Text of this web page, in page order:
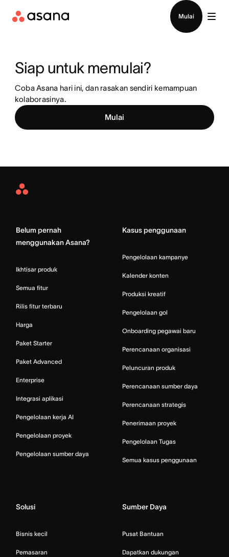
Mulai
Siap untuk memulai?
Coba Asana hari ini, dan rasakan sendiri kemampuan
kolaborasinya.
Mulai
Asana
Belum pernah
menggunakan Asana?
Ikhtisar produk
Semua fitur
Rilis fitur terbaru
Harga
Paket Starter
Paket Advanced
Enterprise
Integrasi aplikasi
Pengelolaan kerja AI
Pengelolaan proyek
Pengelolaan sumber daya
Kasus penggunaan
Pengelolaan kampanye
Kalender konten
Produksi kreatif
Pengelolaan gol
Onboarding pegawai baru
Perencanaan organisasi
Peluncuran produk
Perencanaan sumber daya
Perencanaan strategis
Penerimaan proyek
Pengelolaan Tugas
Semua kasus penggunaan
Solusi
Bisnis kecil
Pemasaran
Sumber Daya
Pusat Bantuan
Dapatkan dukungan